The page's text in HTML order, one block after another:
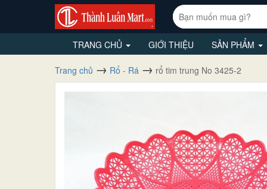
TRANG CHỦ GIỚI THIỆU SẢN PHẨM
Trang chủ Rổ - Rá rổ tim trung No 3425-2